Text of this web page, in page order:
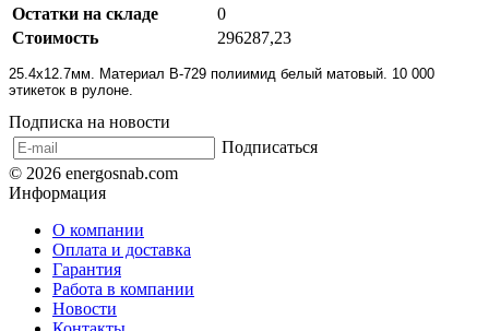
Остатки на складе
0
Стоимость
296287,23
25.4х12.7мм. Материал B-729 полиимид белый матовый. 10 000
этикеток в рулоне.
Подписка на новости
Подписаться
© 2026 energosnab.com
Информация
О компании
Оплата и доставка
Гарантия
Работа в компании
Новости